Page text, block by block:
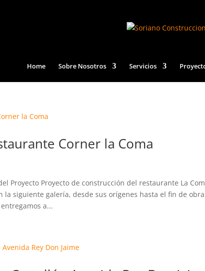
Home Sobre Nosotros Servicios
Corner la Coma
Proyecto Proyecto de construcción del restaurante La
la siguiente galería, desde sus orígenes hasta el fin de
a...